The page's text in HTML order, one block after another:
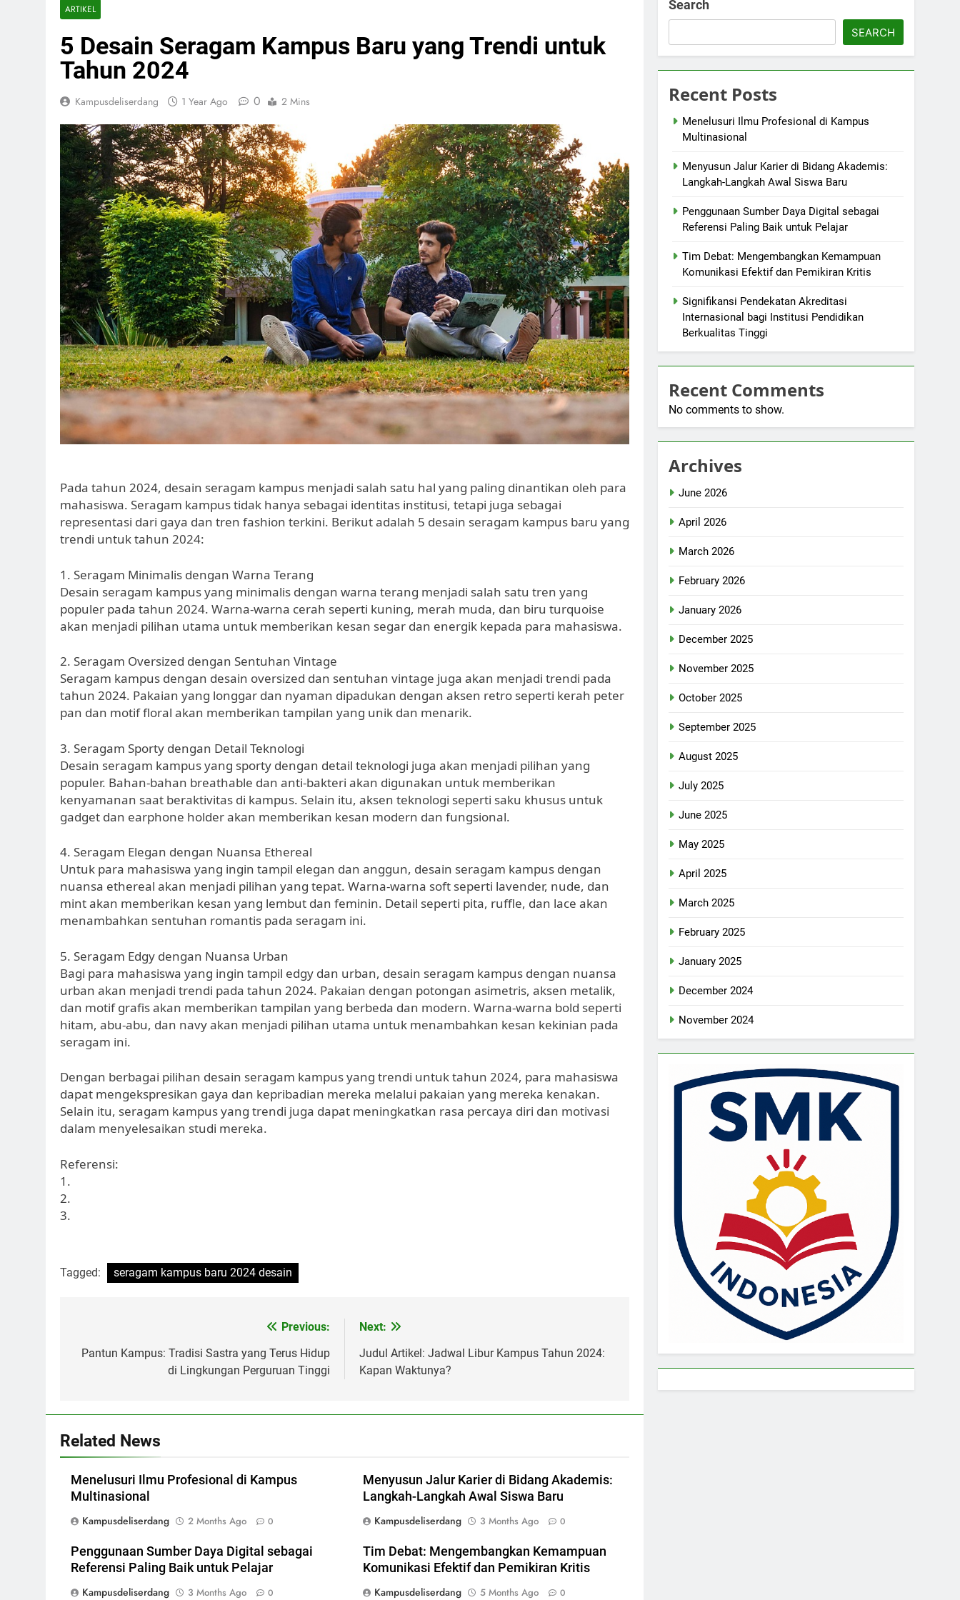
ARTIKEL
5 Desain Seragam Kampus Baru yang Trendi untuk
Tahun 2024
Kampusdeliserdang 1 Year Ago 0 2 Mins
Pada tahun 2024, desain seragam kampus menjadi salah satu hal yang paling dinantikan oleh para
mahasiswa. Seragam kampus tidak hanya sebagai identitas institusi, tetapi juga sebagai
representasi dari gaya dan tren fashion terkini. Berikut adalah 5 desain seragam kampus baru yang
trendi untuk tahun 2024:
1. Seragam Minimalis dengan Warna Terang
Desain seragam kampus yang minimalis dengan warna terang menjadi salah satu tren yang
populer pada tahun 2024. Warna-warna cerah seperti kuning, merah muda, dan biru turquoise
akan menjadi pilihan utama untuk memberikan kesan segar dan energik kepada para mahasiswa.
2. Seragam Oversized dengan Sentuhan Vintage
Seragam kampus dengan desain oversized dan sentuhan vintage juga akan menjadi trendi pada
tahun 2024. Pakaian yang longgar dan nyaman dipadukan dengan aksen retro seperti kerah peter
pan dan motif floral akan memberikan tampilan yang unik dan menarik.
3. Seragam Sporty dengan Detail Teknologi
Desain seragam kampus yang sporty dengan detail teknologi juga akan menjadi pilihan yang
populer. Bahan-bahan breathable dan anti-bakteri akan digunakan untuk memberikan
kenyamanan saat beraktivitas di kampus. Selain itu, aksen teknologi seperti saku khusus untuk
gadget dan earphone holder akan memberikan kesan modern dan fungsional.
4. Seragam Elegan dengan Nuansa Ethereal
Untuk para mahasiswa yang ingin tampil elegan dan anggun, desain seragam kampus dengan
nuansa ethereal akan menjadi pilihan yang tepat. Warna-warna soft seperti lavender, nude, dan
mint akan memberikan kesan yang lembut dan feminin. Detail seperti pita, ruffle, dan lace akan
menambahkan sentuhan romantis pada seragam ini.
5. Seragam Edgy dengan Nuansa Urban
Bagi para mahasiswa yang ingin tampil edgy dan urban, desain seragam kampus dengan nuansa
urban akan menjadi trendi pada tahun 2024. Pakaian dengan potongan asimetris, aksen metalik,
dan motif grafis akan memberikan tampilan yang berbeda dan modern. Warna-warna bold seperti
hitam, abu-abu, dan navy akan menjadi pilihan utama untuk menambahkan kesan kekinian pada
seragam ini.
Dengan berbagai pilihan desain seragam kampus yang trendi untuk tahun 2024, para mahasiswa
dapat mengekspresikan gaya dan kepribadian mereka melalui pakaian yang mereka kenakan.
Selain itu, seragam kampus yang trendi juga dapat meningkatkan rasa percaya diri dan motivasi
dalam menyelesaikan studi mereka.
Referensi:
1.
2.
3.
Tagged: seragam kampus baru 2024 desain
navigation
Previous:
Pantun Kampus: Tradisi Sastra yang Terus Hidup
di Lingkungan Perguruan Tinggi
Next:
Judul Artikel: Jadwal Libur Kampus Tahun 2024:
Kapan Waktunya?
Related News
Menelusuri Ilmu Profesional di Kampus
Multinasional
Kampusdeliserdang
2 Months Ago 0
Menyusun Jalur Karier di Bidang Akademis:
Langkah-Langkah Awal Siswa Baru
Kampusdeliserdang
3 Months Ago 0
Penggunaan Sumber Daya Digital sebagai
Referensi Paling Baik untuk Pelajar
Kampusdeliserdang
3 Months Ago 0
Tim Debat: Mengembangkan Kemampuan
Komunikasi Efektif dan Pemikiran Kritis
Kampusdeliserdang
5 Months Ago 0
Search
SEARCH
Recent Posts
Menelusuri Ilmu Profesional di Kampus
Multinasional
Menyusun Jalur Karier di Bidang Akademis:
Langkah-Langkah Awal Siswa Baru
Penggunaan Sumber Daya Digital sebagai
Referensi Paling Baik untuk Pelajar
Tim Debat: Mengembangkan Kemampuan
Komunikasi Efektif dan Pemikiran Kritis
Signifikansi Pendekatan Akreditasi
Internasional bagi Institusi Pendidikan
Berkualitas Tinggi
Recent Comments
No comments to show.
Archives
June 2026
April 2026
March 2026
February 2026
January 2026
December 2025
November 2025
October 2025
September 2025
August 2025
July 2025
June 2025
May 2025
April 2025
March 2025
February 2025
January 2025
December 2024
November 2024